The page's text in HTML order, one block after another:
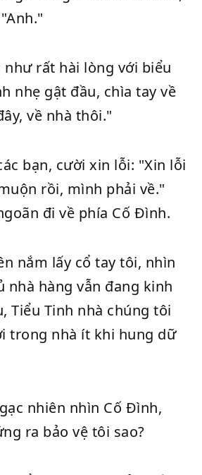
rất hài lòng với biểu
nhẹ gật đầu, chìa tay về
về nhà thôi."
bạn, cười xin lỗi: "Xin lỗi
rồi, mình phải về."
đi về phía Cố Đình.
nắm lấy cổ tay tôi, nhìn
nhà hàng vẫn đang kinh
Tiểu Tinh nhà chúng tôi
trong nhà ít khi hung dữ
nhiên nhìn Cố Đình,
ra bảo vệ tôi sao?